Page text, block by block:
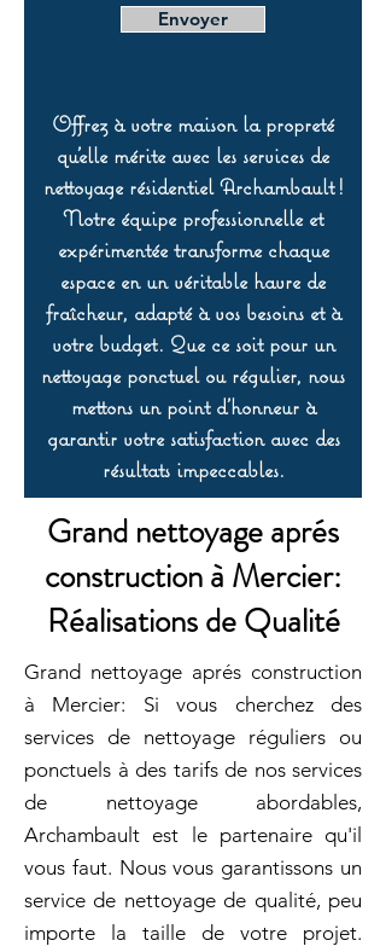
Envoyer
Offrez à votre maison la propreté
qu’elle mérite avec les services de
nettoyage résidentiel Archambault !
Notre équipe professionnelle et
expérimentée transforme chaque
espace en un véritable havre de
fraîcheur, adapté à vos besoins et à
votre budget. Que ce soit pour un
nettoyage ponctuel ou régulier, nous
mettons un point d’honneur à
garantir votre satisfaction avec des
résultats impeccables.
Grand nettoyage aprés
construction à Mercier:
Réalisations de Qualité
Grand nettoyage aprés construction
à Mercier: Si vous cherchez des
services de nettoyage réguliers ou
ponctuels à des tarifs de nos services
de nettoyage abordables,
Archambault est le partenaire qu'il
vous faut. Nous vous garantissons un
service de nettoyage de qualité, peu
importe la taille de votre projet.